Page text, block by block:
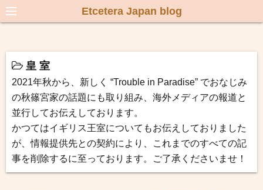
Etcetera Japan blog
皇 室
2021年秋から、新しく “Trouble in Paradise” でおなじみ
の秋篠宮家の話題にも取り組み、海外メディアの報道と
並行してお伝えしております。
かつてはイギリス王室についてもお伝えしておりました
が、情報提供先との契約により、これまでのすべての記
事を削除するに至っております。ご了承くださいませ！